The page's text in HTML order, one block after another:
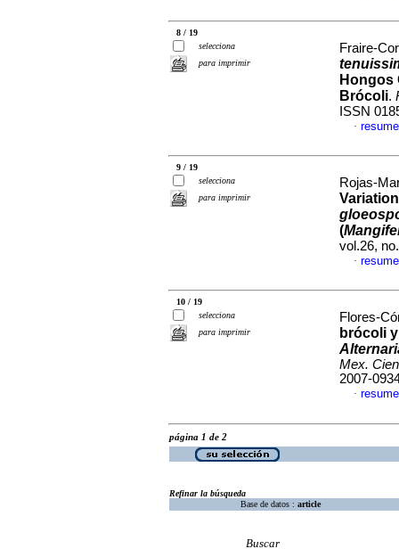
8 / 19
selecciona
para imprimir
Fraire-
Hongos
Brócoli.
ISSN
·
9 / 19
selecciona
para imprimir
Rojas-
(
vol.26,
·
10 / 19
selecciona
para imprimir
Flores-
brócoli
Mex.
2007-
·
página 1 de 2
Refinar la búsqueda
Base de datos : article
Buscar